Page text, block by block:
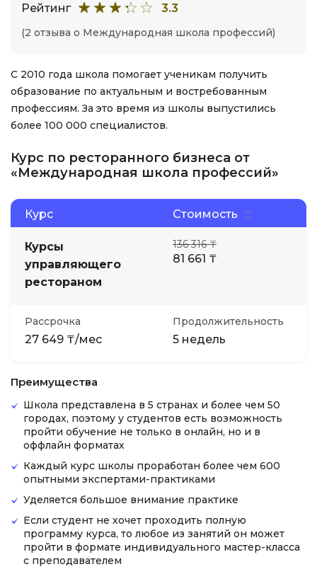
Рейтинг 3.3
(2 отзыва о Международная школа профессий)
С 2010 года школа помогает ученикам получить
образование по актуальным и востребованным
профессиям. За это время из школы выпустились
более 100 000 специалистов.
Курс по ресторанного бизнеса от
«Международная школа профессий»
Курс Стоимость
Курсы
управляющего
рестораном
136 316 ₸
81 661 ₸
Рассрочка
27 649 ₸/мес
Продолжительность
5 недель
Преимущества
Школа представлена в 5 странах и более чем 50
городах, поэтому у студентов есть возможность
пройти обучение не только в онлайн, но и в
оффлайн форматах
Каждый курс школы проработан более чем 600
опытными экспертами-практиками
Уделяется большое внимание практике
Если студент не хочет проходить полную
программу курса, то любое из занятий он может
пройти в формате индивидуального мастер-класса
с преподавателем